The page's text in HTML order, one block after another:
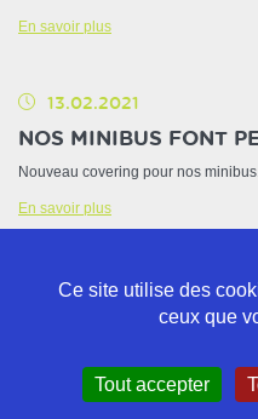
En savoir plus
13.02.2021
NOS MINIBUS FONT
Nouveau covering pour nos
En savoir plus
Politique de
Mentions
Ce site utilise des
ceux que
Tout accepter